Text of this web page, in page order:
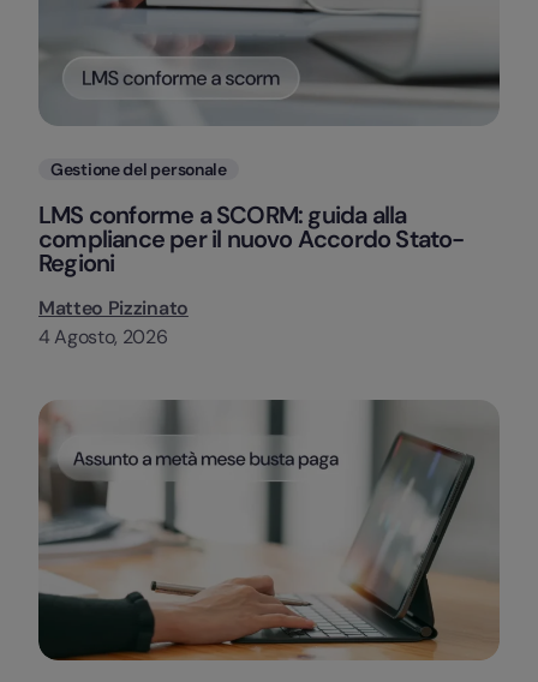
Categorie
Gestione del personale
LMS conforme a SCORM: guida alla
compliance per il nuovo Accordo Stato-
Regioni
Matteo Pizzinato
4 Agosto, 2026